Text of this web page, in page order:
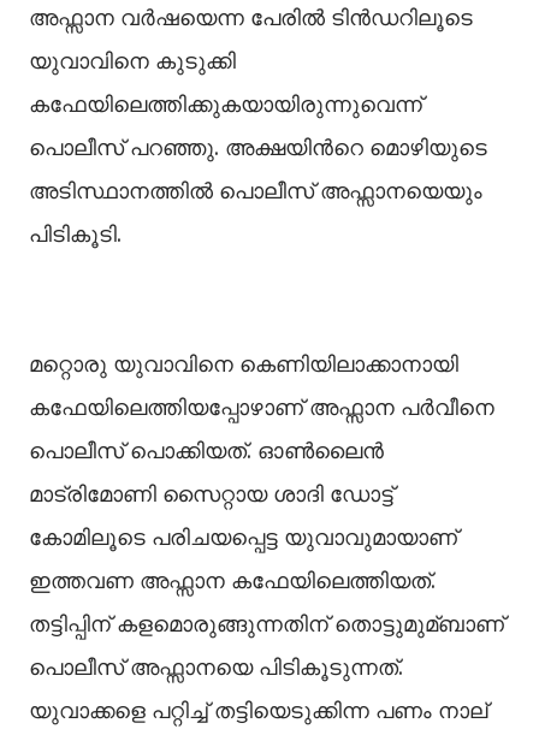
അഫ്സാന വർഷയെന്ന പേരില്‍ ടിൻഡറിലൂടെ
യുവാവിനെ കുടുക്കി
കഫേയിലെത്തിക്കുകയായിരുന്നുവെന്ന്
പൊലീസ് പറഞ്ഞു. അക്ഷയിന്‍റെ മൊഴിയുടെ
അടിസ്ഥാനത്തില്‍ പൊലീസ് അഫ്സാനയെയും
പിടികൂടി.
മറ്റൊരു യുവാവിനെ കെണിയിലാക്കാനായി
കഫേയിലെത്തിയപ്പോഴാണ് അഫ്സാന പർവീനെ
പൊലീസ് പൊക്കിയത്. ഓണ്‍ലൈൻ
മാട്രിമോണി സൈറ്റായ ശാദി ഡോട്ട്
കോമിലൂടെ പരിചയപ്പെട്ട യുവാവുമായാണ്
ഇത്തവണ അഫ്സാന കഫേയിലെത്തിയത്.
തട്ടിപ്പിന് കളമൊരുങ്ങുന്നതിന് തൊട്ടുമുമ്ബാണ്
പൊലീസ് അഫ്സാനയെ പിടികൂടുന്നത്.
യുവാക്കളെ പറ്റിച്ച്‌ തട്ടിയെടുക്കിന്ന പണം നാല്